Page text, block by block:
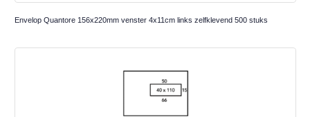
Envelop Quantore 156x220mm venster 4x11cm links zelfklevend 500 stuks